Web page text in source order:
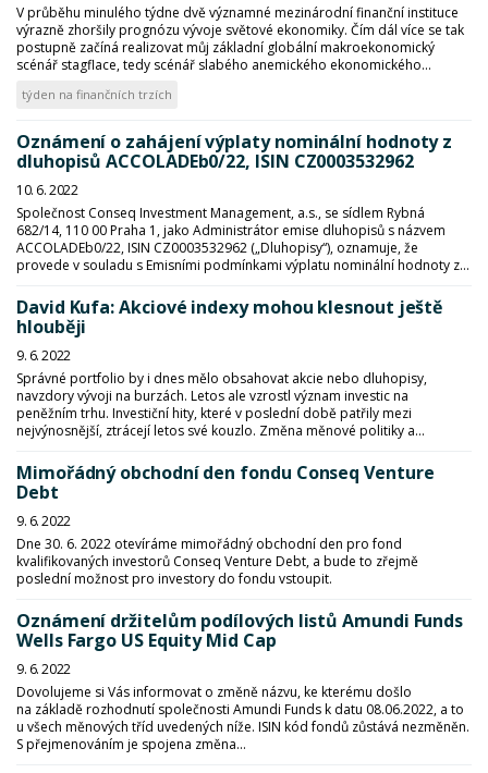
V průběhu minulého týdne dvě významné mezinárodní finanční instituce
výrazně zhoršily prognózu vývoje světové ekonomiky. Čím dál více se tak
postupně začíná realizovat můj základní globální makroekonomický
scénář stagflace, tedy scénář slabého anemického ekonomického...
týden na finančních trzích
Oznámení o zahájení výplaty nominální hodnoty z
dluhopisů ACCOLADEb0/22, ISIN CZ0003532962
10. 6. 2022
Společnost Conseq Investment Management, a.s., se sídlem Rybná
682/14, 110 00 Praha 1, jako Administrátor emise dluhopisů s názvem
ACCOLADEb0/22, ISIN CZ0003532962 („Dluhopisy“), oznamuje, že
provede v souladu s Emisními podmínkami výplatu nominální hodnoty z...
David Kufa: Akciové indexy mohou klesnout ještě
hlouběji
9. 6. 2022
Správné portfolio by i dnes mělo obsahovat akcie nebo dluhopisy,
navzdory vývoji na burzách. Letos ale vzrostl význam investic na
peněžním trhu. Investiční hity, které v poslední době patřily mezi
nejvýnosnější, ztrácejí letos své kouzlo. Změna měnové politiky a...
Mimořádný obchodní den fondu Conseq Venture
Debt
9. 6. 2022
Dne 30. 6. 2022 otevíráme mimořádný obchodní den pro fond
kvalifikovaných investorů Conseq Venture Debt, a bude to zřejmě
poslední možnost pro investory do fondu vstoupit.
Oznámení držitelům podílových listů Amundi Funds
Wells Fargo US Equity Mid Cap
9. 6. 2022
Dovolujeme si Vás informovat o změně názvu, ke kterému došlo
na základě rozhodnutí společnosti Amundi Funds k datu 08.06.2022, a to
u všech měnových tříd uvedených níže. ISIN kód fondů zůstává nezměněn.
S přejmenováním je spojena změna...